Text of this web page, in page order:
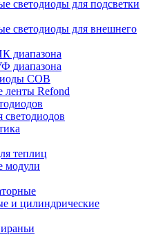
светодиоды для подсветки
светодиоды для внешнего
диапазона
диапазона
COB
ленты Refond
светодиодов
теплиц
модули
и цилиндрические